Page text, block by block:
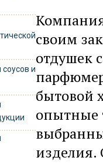
и
своим
отдушек
бытовой
опытные
изделия.